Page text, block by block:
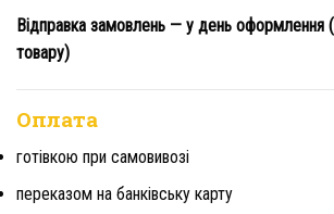
Відправка замовлень — у день оформлення
товару)
Оплата
готівкою при самовивозі
переказом на банківську карту